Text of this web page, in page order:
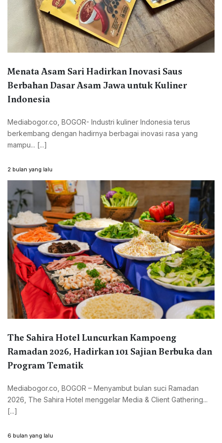
Menata Asam Sari Hadirkan Inovasi Saus
Berbahan Dasar Asam Jawa untuk Kuliner
Indonesia
Mediabogor.co, BOGOR- Industri kuliner Indonesia terus
berkembang dengan hadirnya berbagai inovasi rasa yang
mampu... [...]
2 bulan yang lalu
The Sahira Hotel Luncurkan Kampoeng
Ramadan 2026, Hadirkan 101 Sajian Berbuka dan
Program Tematik
Mediabogor.co, BOGOR – Menyambut bulan suci Ramadan
2026, The Sahira Hotel menggelar Media & Client Gathering...
[...]
6 bulan yang lalu